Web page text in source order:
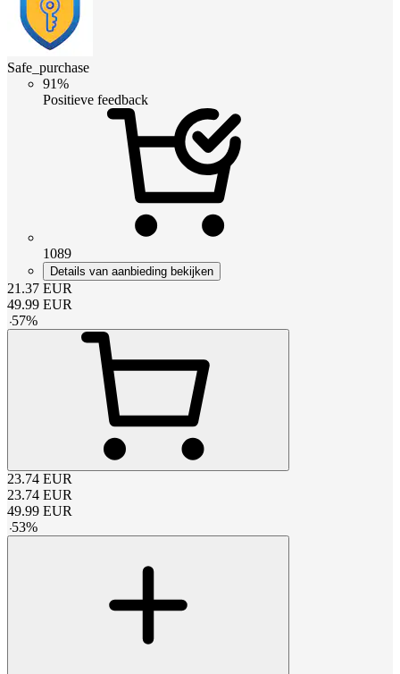
Safe_purchase
91%
Positieve feedback
1089
Details van aanbieding bekijken
21.37 EUR
49.99 EUR
-57%
23.74 EUR
23.74 EUR
49.99 EUR
-53%